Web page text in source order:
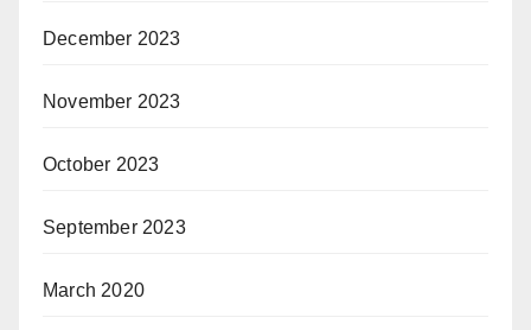
December 2023
November 2023
October 2023
September 2023
March 2020